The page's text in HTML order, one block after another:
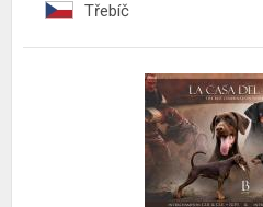
Třebíč